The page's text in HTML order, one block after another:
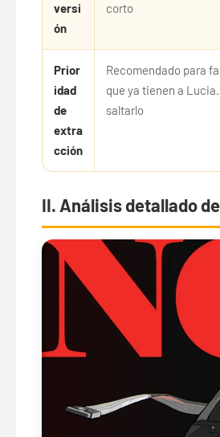
versi
ón
corto
Prior
idad
de
extra
cción
Recomendado para
que ya tienen a
saltarlo
II. Análisis detallado